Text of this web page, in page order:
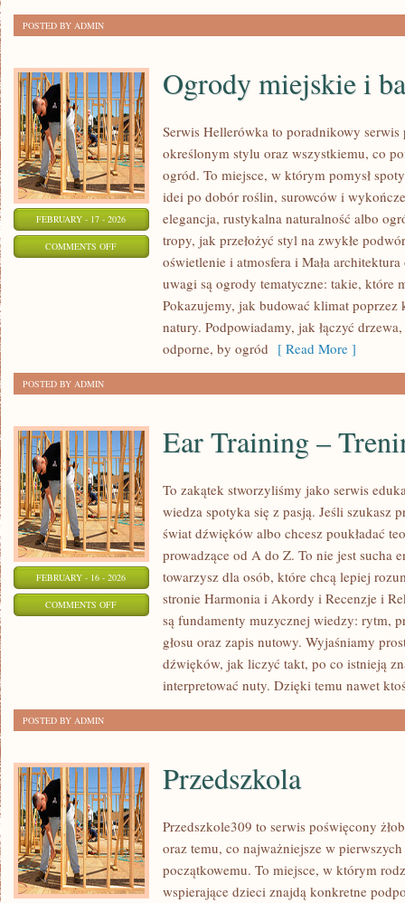
POSTED BY ADMIN
FEBRUARY - 17 - 2026
COMMENTS OFFON
Ogrody miejskie i
Serwis Hellerówka to poradnikowy
określonym stylu oraz wszystkiemu, co
ogród. To miejsce, w którym pomysł
idei po dobór roślin, surowców i
elegancja, rustykalna naturalność albo
tropy, jak przełożyć styl na zwykłe
oświetlenie i atmosfera i Mała
uwagi są ogrody tematyczne: takie, które
Pokazujemy, jak budować klimat poprzez
natury. Podpowiadamy, jak łączyć
odporne, by ogród [ Read More ]
POSTED BY ADMIN
FEBRUARY - 16 - 2026
COMMENTS OFFON
Ear Training –
To zakątek stworzyliśmy jako serwis
wiedza spotyka się z pasją. Jeśli szukasz
świat dźwięków albo chcesz poukładać
prowadzące od A do Z. To nie jest sucha
towarzysz dla osób, które chcą lepiej
stronie Harmonia i Akordy i Recenzje i
są fundamenty muzycznej wiedzy: rytm,
głosu oraz zapis nutowy. Wyjaśniamy
dźwięków, jak liczyć takt, po co istnieją
interpretować nuty. Dzięki temu nawet
POSTED BY ADMIN
Przedszkola
Przedszkole309 to serwis poświęcony
oraz temu, co najważniejsze w
początkowemu. To miejsce, w którym
wspierające dzieci znajdą konkretne